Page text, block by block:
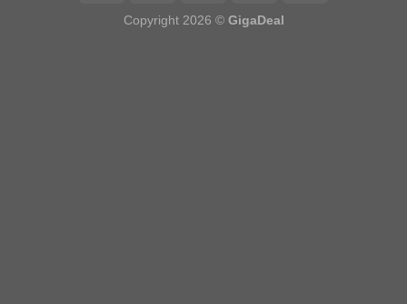
Copyright 2026 © GigaDeal